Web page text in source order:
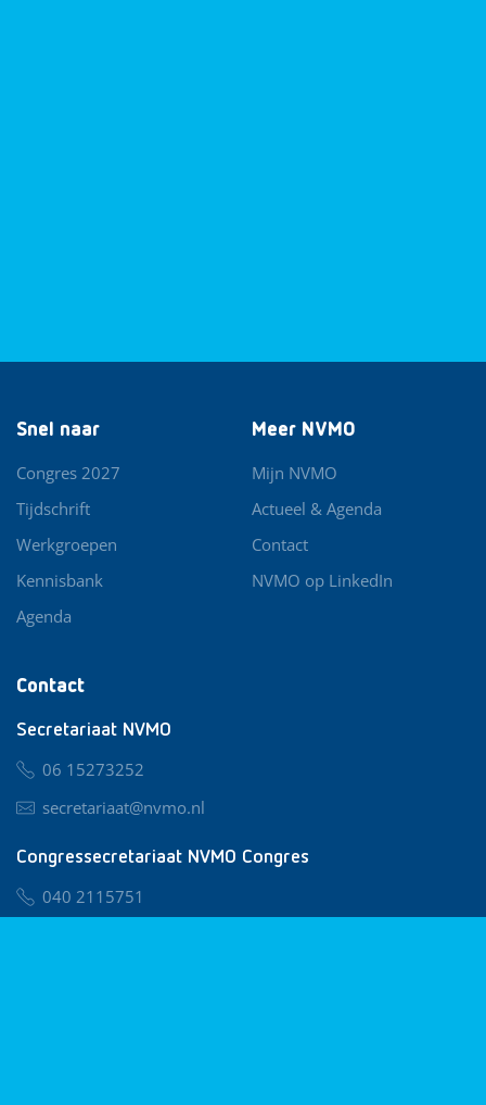
Contact
Secretariaat NVMO
06 15273252
secretariaat@nvmo.nl
Congressecretariaat NVMO Congres
040 2115751
Snel naar
Congres 2027
Tijdschrift
Werkgroepen
Kennisbank
Agenda
Meer NVMO
Mijn NVMO
Actueel & Agenda
Contact
NVMO op LinkedIn